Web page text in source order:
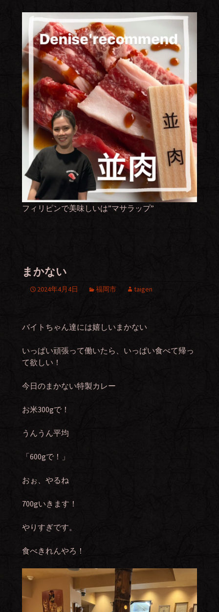
フィリピンで美味しいは”マサラップ”
まかない
2024年4月4日 福岡市 taigen
バイトちゃん達には嬉しいまかない
いっぱい頑張って働いたら、いっぱい食べて帰っ
て欲しい！
今日のまかない特製カレー
お米300gで！
うんうん平均
「600gで！」
おぉ、やるね
700gいきます！
やりすぎです。
食べきれんやろ！